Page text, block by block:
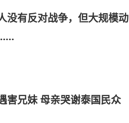
没有反对战争，但大规模动
害兄妹 母亲哭谢泰国民众